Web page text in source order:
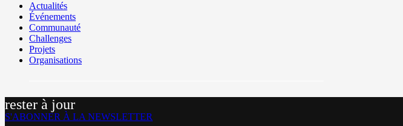
Actualités
Événements
Communauté
Challenges
Projets
Organisations
rester à jour
S'ABONNER À LA NEWSLETTER